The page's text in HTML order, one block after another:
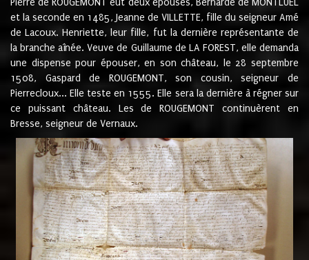
et la seconde en 1485, Jeanne de VILLETTE, fille du seigneur Amé
de Lacoux. Henriette, leur fille, fut la dernière représentante de
la branche aînée. Veuve de Guillaume de LA FOREST, elle demanda
une dispense pour épouser, en son château, le 28 septembre
1508, Gaspard de ROUGEMONT, son cousin, seigneur de
Pierrecloux... Elle teste en 1555. Elle sera la dernière à régner sur
ce puissant château. Les de ROUGEMONT continuèrent en
Bresse, seigneur de Vernaux.